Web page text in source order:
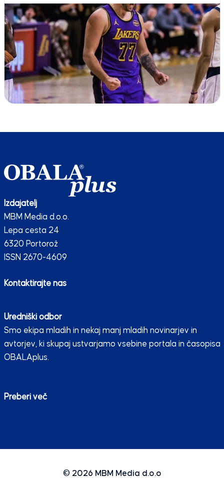
Izdajatelj
MBM Media d.o.o.
Lepa cesta 24
6320 Portorož
ISSN 2670-4609
Kontaktirajte nas
Uredniški odbor
Smo ekipa mladih in nekaj manj mladih novinarjev in
avtorjev, ki skupaj ustvarjamo vsebine portala in časopisa
OBALAplus.
Preberi več
© 2026 MBM Media d.o.o